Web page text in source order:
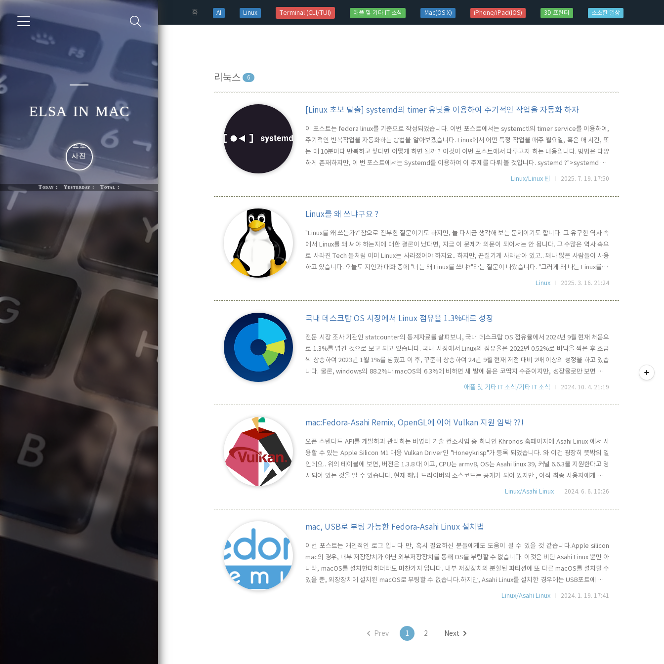
홈(current)
AI Linux Terminal (CLI/TUI) 애플 및 기타 IT 소식 Mac(OS X) iPhone/iPad(IOS) 3D 프린터 소소한 일상
elsa in mac
Today : Yesterday : Total :
리눅스 6
[Linux 초보 탈출] systemd의 timer 유닛을 이용하여 주기적인 작업을 자동화 하자
이 포스트는 fedora linux를 기준으로 작성되었습니다. 이번 포스트에서는 systemctl의 timer service를 이용하여,
주기적인 반복작업을 자동화하는 방법을 알아보겠습니다. Linux에서 어떤 특정 작업을 매주 월요일, 혹은 매 시간, 또
는 매 10분마다 반복하고 싶다면 어떻게 하면 될까 ? 이것이 이번 포스트에서 다루고자 하는 내용입니다. 방법은 다양
하게 존재하지만, 이 번 포스트에서는 Systemd를 이용하여 이 주제를 다뤄 볼 것입니다. systemd ?">systemd ?간
단하게만 소개.Linux는 시스템 부팅 과정에서 시스템이 필요로 하는 각종 서비스, 관리자들을 실행 시키게 되는데, 이
Linux/Linux 팁 2025. 7. 19. 17:50
Linux를 왜 쓰냐구요 ?
"Linux를 왜 쓰는가?"참으로 진부한 질문이기도 하지만, 늘 다시금 생각해 보는 문제이기도 합니다. 그 유구한 역사 속
에서 Linux를 왜 써야 하는지에 대한 결론이 났다면, 지금 이 문제가 의문이 되어서는 안 됩니다. 그 수많은 역사 속으
로 사라진 Tech 들처럼 이미 Linux는 사라졌어야 하지요.. 하지만, 끈질기게 사라남아 있고.. 꽤나 많은 사람들이 사용
하고 있습니다. 오늘도 지인과 대화 중에 "너는 왜 Linux를 쓰냐?"라는 질문이 나왔습니다. "그러게 왜 나는 Linux를 쓰
지?"오늘은 2025년 3월 16일. 이번 포스트에서는 내가 왜 Linux를 쓰는지 그 이유를 적어 볼까 합니다.Window는
Linux 2025. 3. 16. 21:24
국내 데스크탑 OS 시장에서 Linux 점유율 1.3%대로 성장
전문 시장 조사 기관인 statcounter의 통계자료를 살펴보니, 국내 데스크탑 OS 점유율에서 2024년 9월 현재 처음으
로 1.3%를 넘긴 것으로 보고 되고 있습니다. 국내 시장에서 Linux의 점유율은 2022년 0.52%로 바닥을 찍은 후 조금
씩 상승하여 2023년 1월 1%를 넘겼고 이 후, 꾸준히 상승하여 24년 9월 현재 저점 대비 2배 이상의 성정을 하고 있습
니다. 물론, windows의 88.2%나 macOS의 6.3%에 비하면 새 발에 묻은 코딱지 수준이지만, 성장율로만 보면 사용
차층이 차츰 넓어지고 있는 것은 분명해 보입니다. Linux를 사용하고 있는 유저로써 기쁜 소식이 아닐 수 없는데요.
애플 및 기타 IT 소식/기타 IT 소식 2024. 10. 4. 21:19
mac:Fedora-Asahi Remix, OpenGL에 이어 Vulkan 지원 임박 ??!
오픈 스텐다드 API를 개발하과 관리하는 비영리 기술 컨소시엄 중 하나인 Khronos 홈페이지에 Asahi Linux 에서 사
용할 수 있는 Apple Silicon M1 대응 Vulkan Driver인 "Honeykrisp"가 등록 되었습니다. 와 이건 굉장히 뜻밖의 일
인데요.. 위의 테이블에 보면, 버전은 1.3.8 대 이고, CPU는 armv8, OS는 Asahi linux 39, 커널 6.6.3을 지원한다고 명
시되어 있는 것을 알 수 있습니다. 현재 해당 드라이버의 소스코드는 공개가 되어 있지만 , 아직 최종 사용자에게 출시
되지는 않은 상태로, End User용 드리이버 릴리즈를 위해 Asahi Team에서 막바지 준비 중인 것으로 알려져 있습니
Linux/Asahi Linux 2024. 6. 6. 10:26
mac, USB로 부팅 가능한 Fedora-Asahi Linux 설치법
이번 포스트는 개인적인 로그 입니다 만, 혹시 필요하신 분들에게도 도움이 될 수 있을 것 같습니다.Apple silicon
mac의 경우, 내부 저장장치가 아닌 외부저장장치를 통해 OS를 부팅할 수 없습니다. 이것은 비단 Asahi Linux 뿐만 아
니라, macOS를 설치한다하더라도 마찬가지 입니다. 내부 저장장치의 분할된 파티션에 또 다른 macOS를 설치할 수
있을 뿐, 외장장치에 설치된 macOS로 부팅할 수 없습니다.하지만, Asahi Linux를 설치한 경우에는 USB포트에 연결
된 저장장치를 통해 Fedora-Asahi Linux를 부팅할 수 있는 방법이 있습니다. 이 방법은 asahi-fedora-usb github 을
Linux/Asahi Linux 2024. 1. 19. 17:41
Prev 1 2 Next
티스토리툴바